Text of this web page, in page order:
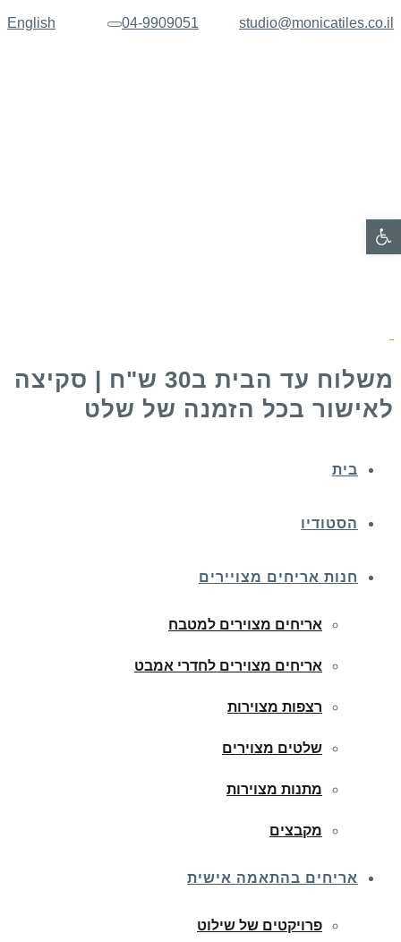
English studio@monicatiles.co.il
04-9909051 תפריט
משלוח עד הבית ב30 ש"ח | סקיצה
לאישור בכל הזמנה של שלט
בית
הסטודיו
חנות אריחים מצויירים
אריחים מצוירים למטבח
אריחים מצוירים לחדרי אמבט
רצפות מצוירות
שלטים מצוירים
מתנות מצוירות
מקבצים
אריחים בהתאמה אישית
פרויקטים של שילוט
פתח סרגל נגישות